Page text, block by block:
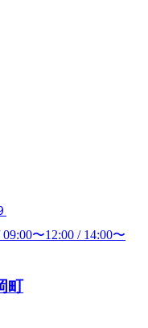
09:00〜12:00 / 14:00〜
町